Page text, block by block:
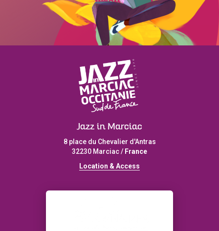
Jazz in Marciac
8 place du Chevalier d'Antras
32230 Marciac / France
Location & Access